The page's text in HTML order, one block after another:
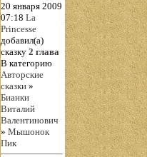
20 января 2009
07:18 La
Princesse
добавил(а)
сказку 2 глава
В категорию
Авторские
сказки »
Бианки
Виталий
Валентинович
» Мышонок
Пик